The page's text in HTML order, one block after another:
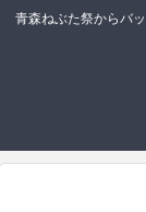
青森ねぶた祭からバ